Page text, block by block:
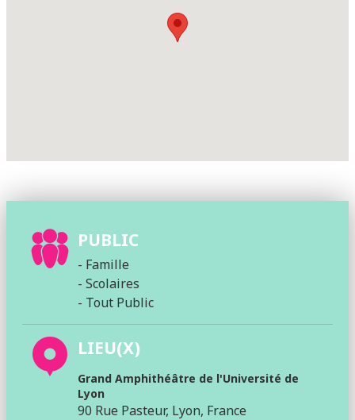
PUBLIC
- Famille
- Scolaires
- Tout Public
LIEU(X)
Grand Amphithéâtre de l'Université de
Lyon
90 Rue Pasteur, Lyon, France